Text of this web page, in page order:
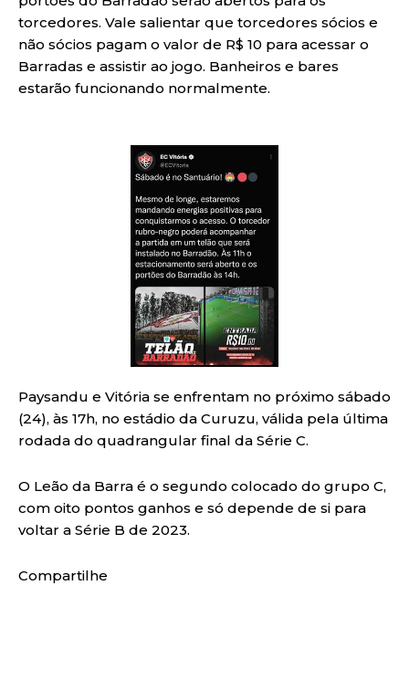
torcedores. Vale salientar que torcedores sócios e
não sócios pagam o valor de R$ 10 para acessar o
Barradas e assistir ao jogo. Banheiros e bares
estarão funcionando normalmente.
Paysandu e Vitória se enfrentam no próximo sábado
(24), às 17h, no estádio da Curuzu, válida pela última
rodada do quadrangular final da Série C.
O Leão da Barra é o segundo colocado do grupo C,
com oito pontos ganhos e só depende de si para
voltar a Série B de 2023.
Compartilhe